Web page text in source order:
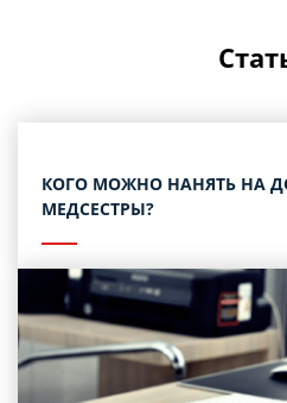
КОГО МОЖНО НАНЯТЬ НА
МЕДСЕСТРЫ?